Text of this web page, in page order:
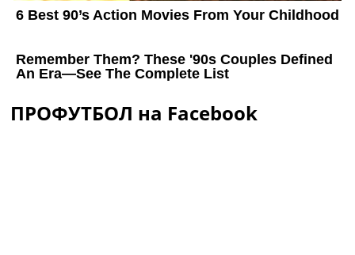
ПРОФУТБОЛ на Facebook